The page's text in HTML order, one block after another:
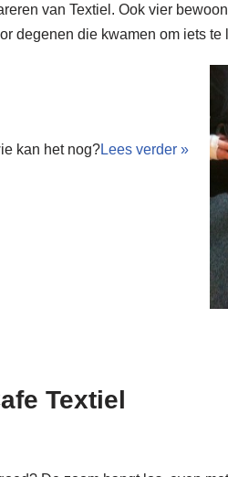
van Textiel. Ook vier
degenen die kwamen om iets te
kan het nog?Lees verder »
Textiel